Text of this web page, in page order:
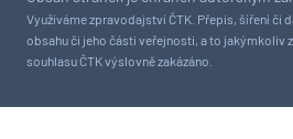
Využíváme zpravodajství ČTK. Přepis, šíření či
obsahu či jeho části veřejnosti, a to jakýmkoliv
souhlasu ČTK výslovně zakázáno.